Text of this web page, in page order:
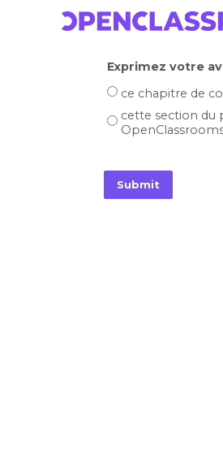
Exprimez votre
ce chapitre de
cette section du